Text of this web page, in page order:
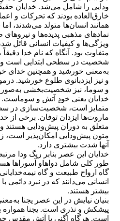
ودايی را شامل می‌شد. خدايان
خارق‌العاده بودند كه تحركات و
همانند انسان‌ها متولد می‌شدند، اما
نمادهای مذهبی پديده‌ها و
ويژگی‌ها و كيفيات انسانی قائل‌
متفاوت بود. آنگاه كه نام خدا
شخصيت در سطحی ابتدايی است و
به‌معنی خورشيد و همچنين خدای
و نيز ايزدبانوی طلوع خورشيد.
و سوما، نيز شخصيت‌بخشی
خدايان يعنی خودِ آتش و سوماست.
متمايز است، شخصيت‌سازی در
ماروت‌ها ايزدان توفان. برخی از
متعلق به دوران پيش‌ودايی هستند
متون پيش‌ودايی امكان‌پذير است،
آنها شدت بيشتری دارد.
خدايان اين عصر بنابر ريگ ودا
طور كلی شامل دواهاو آسوراها
گاه ارواح طبيعت و گاه
انسانی می‌دانند كه در نبرد
بيشتر هستند.
بنيان نيايش در اين عصر يجنا
پيشكش و نذری است. يجنا همواره
است. هرگاه اگنی يا آتش مقدس